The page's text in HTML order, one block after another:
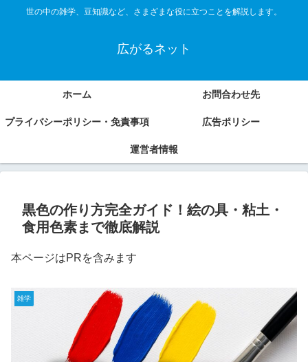
世の中の雑学、豆知識など、さまざまな役に立つことを解説します。
広がるネット
ホーム お問合わせ先
プライバシーポリシー・免責事項 広告ポリシー
運営者情報
黒色の作り方完全ガイド！絵の具・粘土・
食用色素まで徹底解説
本ページはPRを含みます
雑学